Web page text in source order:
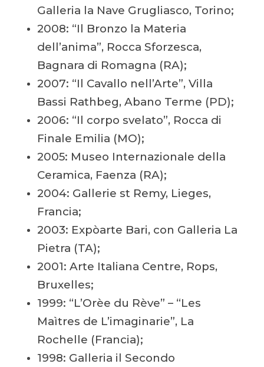
Galleria la Nave Grugliasco, Torino;
2008: “Il Bronzo la Materia
dell’anima”, Rocca Sforzesca,
Bagnara di Romagna (RA);
2007: “Il Cavallo nell’Arte”, Villa
Bassi Rathbeg, Abano Terme (PD);
2006: “Il corpo svelato”, Rocca di
Finale Emilia (MO);
2005: Museo Internazionale della
Ceramica, Faenza (RA);
2004: Gallerie st Remy, Lieges,
Francia;
2003: Expòarte Bari, con Galleria La
Pietra (TA);
2001: Arte Italiana Centre, Rops,
Bruxelles;
1999: “L’Orèe du Rève” – “Les
Maìtres de L’imaginarie”, La
Rochelle (Francia);
1998: Galleria il Secondo